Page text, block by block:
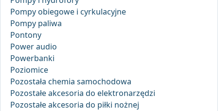
Pompy obiegowe i cyrkulacyjne
Pompy paliwa
Pontony
Power audio
Powerbanki
Poziomice
Pozostała chemia samochodowa
Pozostałe akcesoria do elektronarzędzi
Pozostałe akcesoria do piłki nożnej